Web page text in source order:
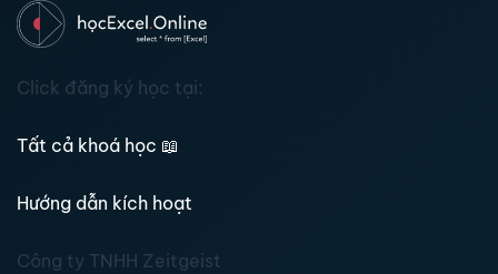
Click đăng ký học tại:
Tất cả khoá học 📖
Hướng dẫn kích hoạt
Công ty TNHH Zeitgeist